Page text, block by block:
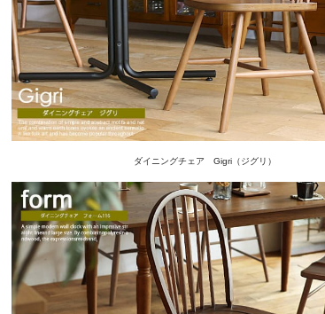
ダイニングチェア Gigri（ジグリ）